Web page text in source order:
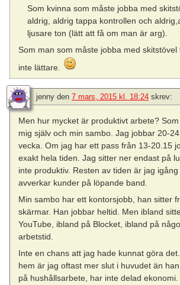
Som kvinna som måste jobba med
aldrig, aldrig tappa kontrollen och
ljusare ton (lätt att få om man är arg).
Som man som måste jobba med skitstövel
inte lättare.
jenny den 7 mars, 2015 kl. 18:24 skrev:
Men hur mycket är produktivt arbete?
mig själv och min sambo. Jag jobbar 20-
vecka. Om jag har ett pass från 13-20.15
exakt hela tiden. Jag sitter ner endast på
inte produktiv. Resten av tiden är jag
avverkar kunder på löpande band.
Min sambo har ett kontorsjobb, han sitter
skärmar. Han jobbar heltid. Men ibland
YouTube, ibland på Blocket, ibland på
arbetstid.
Inte en chans att jag hade kunnat göra
hem är jag oftast mer slut i huvudet än
på hushållsarbete, har inte delad ekonomi.